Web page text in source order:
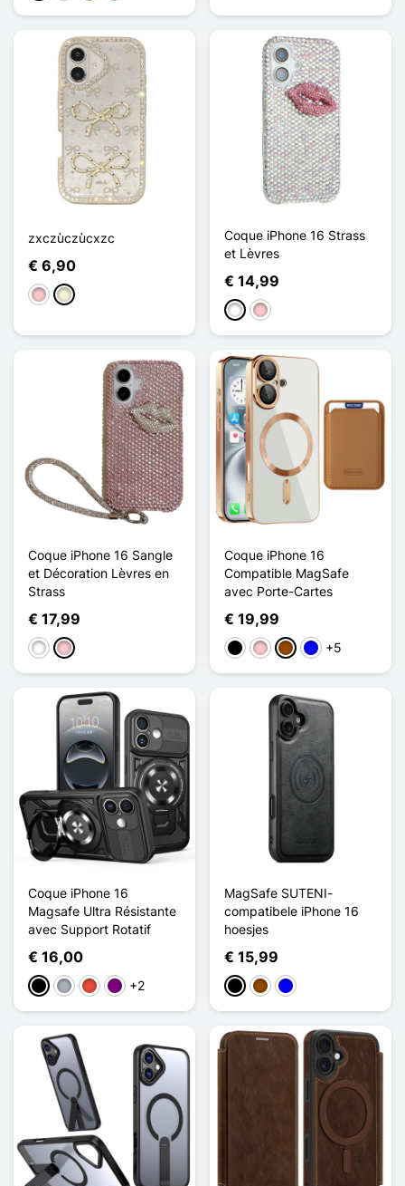
zxczùczùcxzc
€ 6,90
RozeBeige
Coque iPhone 16 Strass
et Lèvres
€ 14,99
Wit Roze
Coque iPhone 16 Sangle
et Décoration Lèvres en
Strass
€ 17,99
Wit Roze
Coque iPhone 16
Compatible MagSafe
avec Porte-Cartes
€ 19,99
ZwartRozeBruinBlauw
+5
Coque iPhone 16
Magsafe Ultra Résistante
avec Support Rotatif
€ 16,00
ZwartGrijsRoodPurper
+2
MagSafe SUTENI-
compatibele iPhone 16
hoesjes
€ 15,99
ZwartBruinBlauw